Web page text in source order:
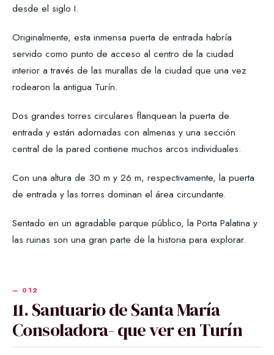
desde el siglo I.
Originalmente, esta inmensa puerta de entrada habría
servido como punto de acceso al centro de la ciudad
interior a través de las murallas de la ciudad que una vez
rodearon la antigua Turín.
Dos grandes torres circulares flanquean la puerta de
entrada y están adornadas con almenas y una sección
central de la pared contiene muchos arcos individuales.
Con una altura de 30 m y 26 m, respectivamente, la puerta
de entrada y las torres dominan el área circundante.
Sentado en un agradable parque público, la Porta Palatina y
las ruinas son una gran parte de la historia para explorar.
11. Santuario de Santa María
Consoladora- que ver en Turín